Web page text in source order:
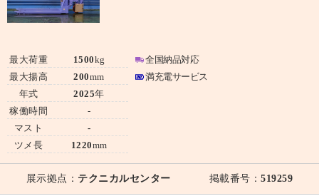
最大荷重
最大揚高
年式
稼働時間
マスト
ツメ長
1500kg
200mm
2025年
-
-
1220mm
全国納品対応
満充電サービス
展示拠点： テクニカルセンター 掲載番号：519259